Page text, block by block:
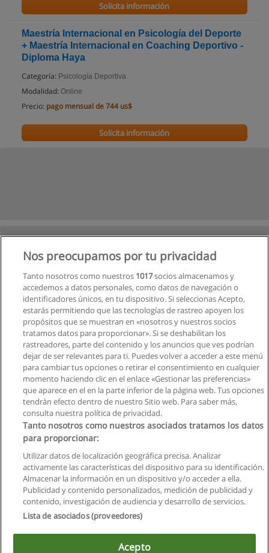
Solicita información
Maestría Internacional en Psicología del Deporte
+ Maestría Internacional en Coaching Deportivo -
Diploma Haya
Categoría: Psicología Deportiva
Modalidad: Online
Precio: pago mensual de 744 us$
Solicita información
Privacidad de datos
Contactar con Educaedu
Copyright © Educaedu Business S.L. - CIF : B-95610580: -
Nos preocupamos por tu privacidad
Tanto nosotros como nuestros 1017socios almacenamos y
accedemos a datos personales, como datos de navegación o
identificadores únicos, en tu dispositivo. Si seleccionas Acepto,
estarás permitiendo que las tecnologías de rastreo apoyen los
propósitos que se muestran en «nosotros y nuestros socios
tratamos datos para proporcionar». Si se deshabilitan los
rastreadores, parte del contenido y los anuncios que ves podrían
dejar de ser relevantes para ti. Puedes volver a acceder a este menú
para cambiar tus opciones o retirar el consentimiento en cualquier
momento haciendo clic en el enlace «Gestionar las preferencias»
que aparece en el en la parte inferior de la página web. Tus opciones
tendrán efecto dentro de nuestro Sitio web. Para saber más,
consulta nuestra política de privacidad.
Tanto nosotros como nuestros asociados tratamos los datos
para proporcionar:
Utilizar datos de localización geográfica precisa. Analizar
activamente las características del dispositivo para su identificación.
Almacenar la información en un dispositivo y/o acceder a ella.
Publicidad y contenido personalizados, medición de publicidad y
contenido, investigación de audiencia y desarrollo de servicios.
Lista de asociados (proveedores)
Acepto